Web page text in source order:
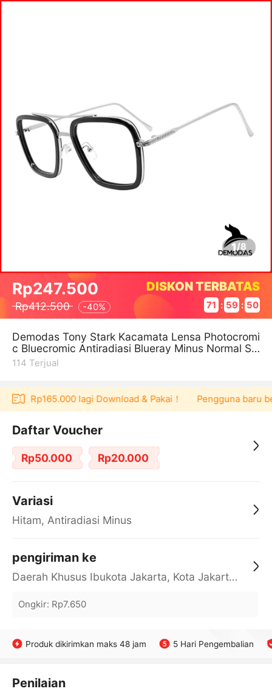
1/8
Rp247.500
Rp412.500 -40%
DISKON TERBATAS
71 : 59 : 50
Demodas Tony Stark Kacamata Lensa Photocromi
c Bluecromic Antiradiasi Blueray Minus Normal Sili
nder
114 Terjual
Rp165.000 lagi Download & Pakai！ Pengguna baru
Daftar Voucher
Rp50.000 Rp20.000
Variasi
Hitam, Antiradiasi Minus
pengiriman ke
Daerah Khusus Ibukota Jakarta, Kota Jakarta Barat, Cengkareng, yy
Ongkir: Rp7.650
Produk dikirimkan maks 48 jam 5 Hari Pengembalian
Penilaian